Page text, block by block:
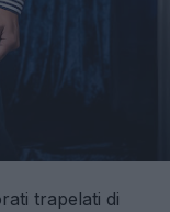
trapelati di